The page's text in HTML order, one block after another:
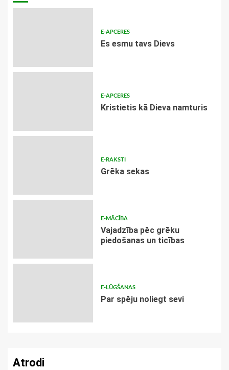
E-APCERES
Es esmu tavs Dievs
E-APCERES
Kristietis kā Dieva namturis
E-RAKSTI
Grēka sekas
E-MĀCĪBA
Vajadzība pēc grēku
piedošanas un ticības
E-LŪGŠANAS
Par spēju noliegt sevi
Atrodi